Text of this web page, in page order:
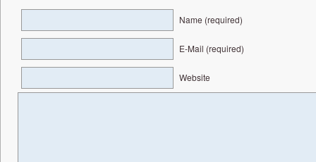
Name (required)
E-Mail (required)
Website